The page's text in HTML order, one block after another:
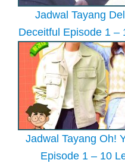
Jadwal Tayang
Deceitful Episode 1 –
Jadwal Tayang Oh!
Episode 1 – 10